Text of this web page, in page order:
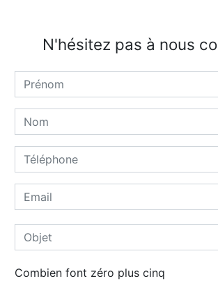
N'hésitez pas à nous
Combien font zéro plus cinq